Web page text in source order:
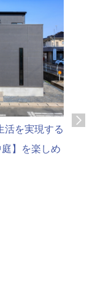
活を実現する
】を楽しめ
可変性